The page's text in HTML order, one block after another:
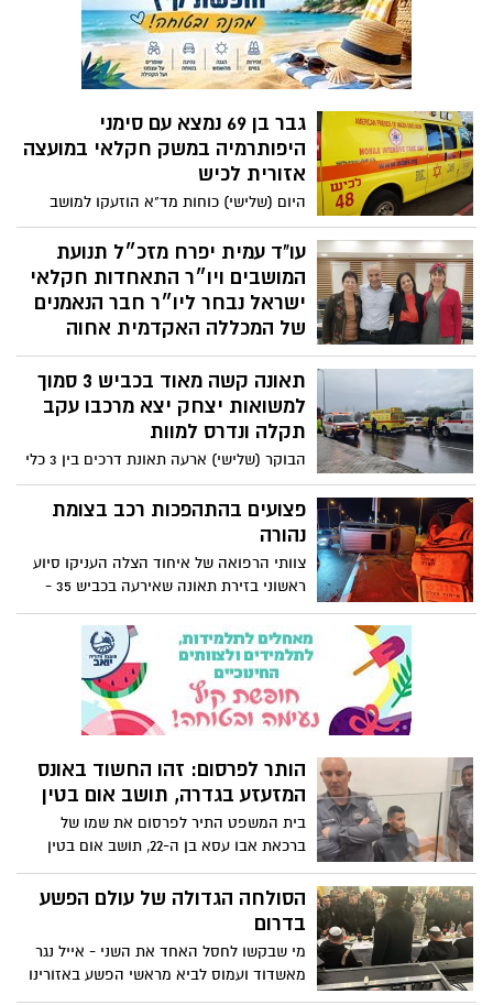
גבר בן 69 נמצא עם סימני
היפותרמיה במשק חקלאי במועצה
אזורית לכיש
היום (שלישי) כוחות מד"א הוזעקו למושב
לכיש בעקבות דיווח על גבר שנמצא בהכרה
מעורפלת עם סימני היפותרמיה במשק
חקלאי. חובשים ופראמדיקים של מד"א
העניקו טיפול רפואי ופינו לבית החולים
ברזילי, גבר בן 69 במצב בינוני.
עו"ד עמית יפרח מזכ״ל תנועת
המושבים ויו״ר התאחדות חקלאי
ישראל נבחר ליו״ר חבר הנאמנים
של המכללה האקדמית אחוה
מזכ״ל תנועת המושבים ויו״ר התאחדות
חקלאי ישראל, עמית יפרח נבחר ליו״ר חבר
הנאמנים של המכללה האקדמית אחוה. יפרח:
"זכות גדולה ואחריות כבדה למען קידום אחוה
תאונה קשה מאוד בכביש 3 סמוך
למשואות יצחק יצא מרכבו עקב
תקלה ונדרס למוות
הבוקר (שלישי) ארעה תאונת דרכים בין 3 כלי
רכב בכביש 3 סמוך למשואות יצחק. חובשים
ופראמדיקים של מד"א שהגיעו למקום העניקו
מצומת משואות יצחק בשני הכיוונים .שוטרי
משטרת ישראל נמצאים במקום ומכוונים את
פצועים בהתהפכות רכב בצומת
נהורה
צוותי הרפואה של איחוד הצלה העניקו סיוע
ראשוני בזירת תאונה שאירעה בכביש 35 -
צומת נהורה.
הותר לפרסום: זהו החשוד באונס
המזעזע בגדרה, תושב אום בטין
בית המשפט התיר לפרסום את שמו של
ברכאת אבו עסא בן ה-22, תושב אום בטין
אשר חשוד באונס המזעזע בגדרה. כאמור,
זהותו של אבו עסא נודע בעקבות דגימות ה-
DNA שלו אשר נמצאו בזירה
הסולחה הגדולה של עולם הפשע
בדרום
מי שבקשו לחסל האחד את השני - אייל נגר
מאשדוד ועמוס לביא מראשי הפשע באזורינו
- התחבקו בתיווך רבנים - האם המהלך החד